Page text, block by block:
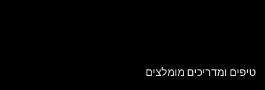
טיפים ומדריכים מומלצים